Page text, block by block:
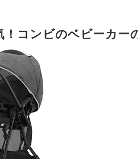
め人気ランキング
は？シートの洗濯はできる？
しく知りたい人はチェック
ングもチェック！
コンビのベビーカー